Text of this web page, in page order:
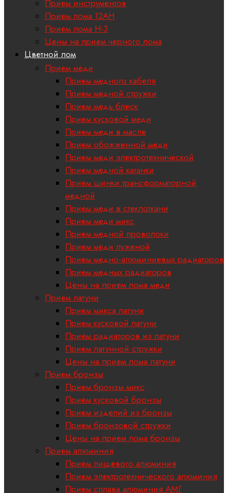
Прием инструментов
Прием лома 12АН
Прием лома H-3
Цены на прием черного лома
Цветной лом
Прием меди
Прием медного кабеля
Прием медной стружки
Прием медь блеск
Прием кусковой меди
Прием меди в масле
Прием обожженной меди
Прием меди электротехнической
Прием медной катанки
Прием шинки трансформаторной
медной
Прием меди в стеклоткани
Прием меди микс
Прием медной проволоки
Прием меди луженой
Прием медно-алюминиевых радиаторов
Прием медных радиаторов
Цены на прием лома меди
Прием латуни
Прием микса латуни
Прием кусковой латуни
Прием радиаторов из латуни
Прием латунной стружки
Цены на прием лома латуни
Прием бронзы
Прием бронзы микс
Прием кусковой бронзы
Прием изделий из бронзы
Прием бронзовой стружки
Цены на прием лома бронзы
Прием алюминия
Прием пищевого алюминия
Прием электротехнического алюминия
Прием сплава алюминия АМГ